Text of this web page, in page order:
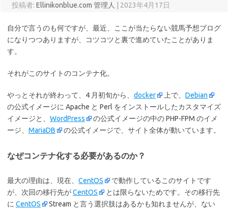
投稿者: Ellinikonblue.com 管理人 2023年4月17日
自分で言うのも何ですが、最近、ここが当たらない競馬予想ブログ
になりつつありますが、コツコツと裏で進めていたことがありま
す。
それがこのサイトのコンテナ化。
やっとそれが終わって、4 月初旬から、 docker 上で、 Debian
の公式イメージに Apache と Perl をインストールしたカスタマイズ
イメージと、 WordPress
の公式イメージの中の PHP-FPM のイメ
ージ、 MariaDB の公式イメージで、サイト全体が動いています。
なぜコンテナ化する必要があるのか？
最大の理由は、現在、 CentOS
で動作しているこのサイトです
が、次回の移行先がCentOS
とは限らないためです。その移行先
に CentOS
Stream と言う選択肢はあるかも知れませんが、ない